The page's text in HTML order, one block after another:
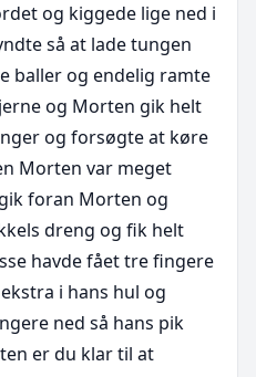
og kiggede lige ned i
så at lade tungen
baller og endelig ramte
og Morten gik helt
og forsøgte at køre
Morten var meget
foran Morten og
dreng og fik helt
havde fået tre fingere
i hans hul og
ned så hans pik
er du klar til at